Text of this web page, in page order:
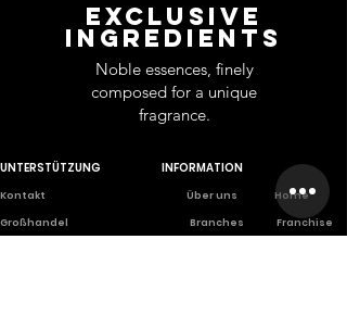
EXCLUSIVE
INGREDIENTS
Noble essences, finely
composed for a unique
fragrance.
UNTERSTÜTZUNG INFORMATION
Kontakt Über uns Home
Großhandel Branches Franchise